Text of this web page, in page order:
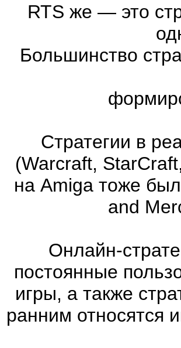
RTS же — это
Большинство
Стратегии в
(Warcraft,
на Amiga тоже
and
Онлайн-
постоянные
игры, а также
ранним относятся